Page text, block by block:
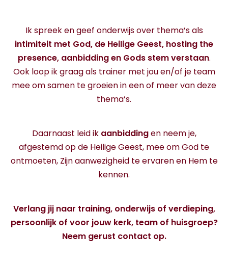
Ik spreek en geef onderwijs over thema’s als
intimiteit met God, de Heilige Geest, hosting the
presence, aanbidding en Gods stem verstaan.
Ook loop ik graag als trainer met jou en/of je team
mee om samen te groeien in een of meer van deze
thema’s.
Daarnaast leid ik aanbiddingen neem je,
afgestemd op de Heilige Geest, mee om God te
ontmoeten, Zijn aanwezigheid te ervaren en Hem te
kennen.
Verlang jij naar training, onderwijs of verdieping,
persoonlijk of voor jouw kerk, team of huisgroep?
Neem gerust contact op.